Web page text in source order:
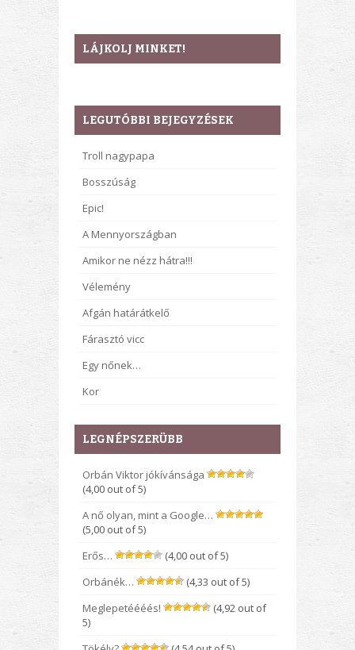
LÁJKOLJ MINKET!
LEGUTÓBBI BEJEGYZÉSEK
Troll nagypapa
Bosszúság
Epic!
A Mennyországban
Amikor ne nézz hátra!!!
Vélemény
Afgán határátkelő
Fárasztó vicc
Egy nőnek…
Kor
LEGNÉPSZERÜBB
Orbán Viktor jókívánsága
(4,00 out of 5)
A nő olyan, mint a Google…
(5,00 out of 5)
Erős…
(4,00 out of 5)
Orbánék…
(4,33 out of 5)
Meglepetéééés!
(4,92 out of
5)